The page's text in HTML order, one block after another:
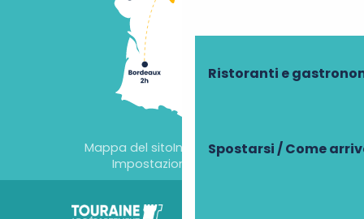
Ristoranti e
Spostarsi / Come
Mappa del sitoInformazioni legali
Impostazioni dei cookie